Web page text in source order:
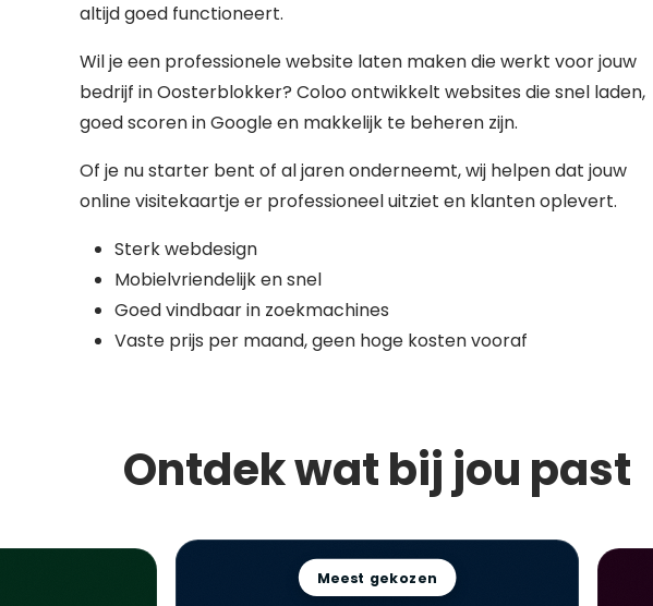
altijd goed functioneert.
Wil je een professionele website laten maken die werkt voor jouw
bedrijf in Oosterblokker? Coloo ontwikkelt websites die snel laden,
goed scoren in Google en makkelijk te beheren zijn.
Of je nu starter bent of al jaren onderneemt, wij helpen dat jouw
online visitekaartje er professioneel uitziet en klanten oplevert.
Sterk webdesign
Mobielvriendelijk en snel
Goed vindbaar in zoekmachines
Vaste prijs per maand, geen hoge kosten vooraf
Ontdek wat bij jou past
Meest gekozen